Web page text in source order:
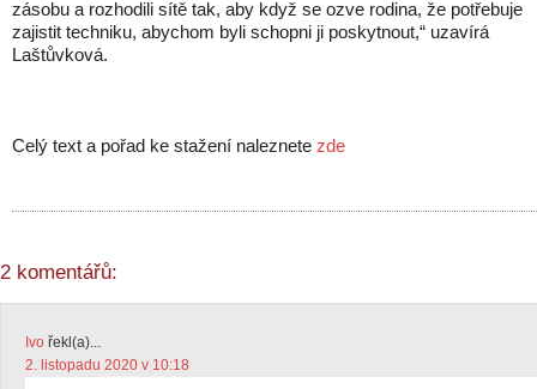
zásobu a rozhodili sítě tak, aby když se ozve rodina, že potřebuje
zajistit techniku, abychom byli schopni ji poskytnout,“ uzavírá
Laštůvková.
Celý text a pořad ke stažení naleznete zde
2 komentářů:
Ivo řekl(a)...
2. listopadu 2020 v 10:18